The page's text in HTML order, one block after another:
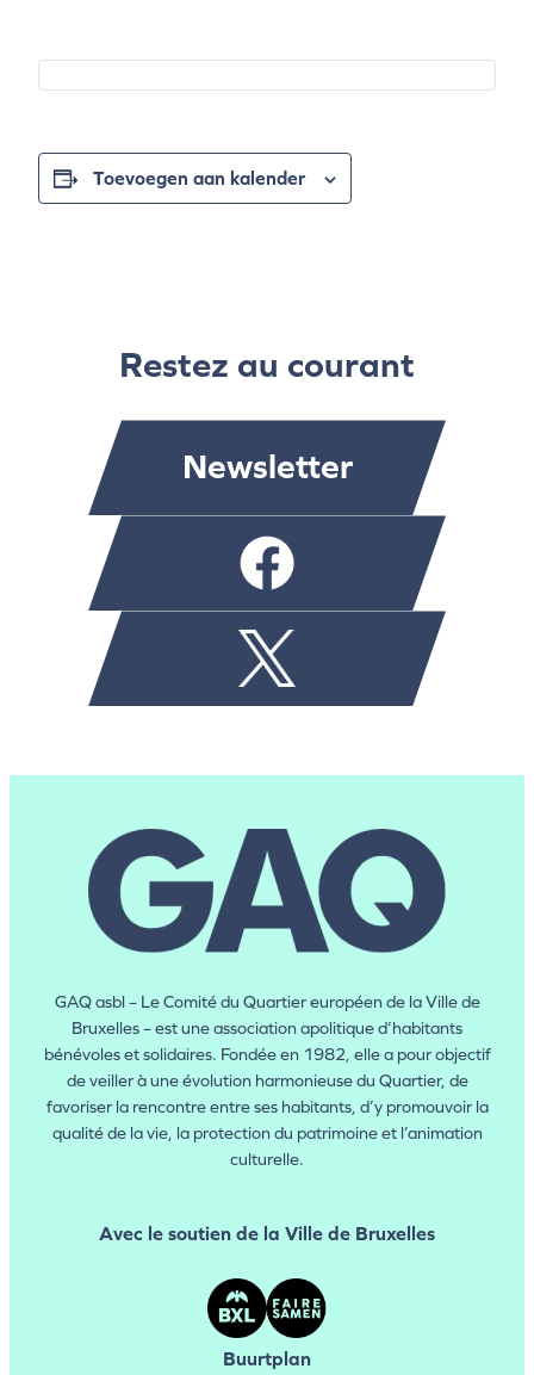
Toevoegen aan kalender
Restez au courant
Newsletter
GAQ asbl – Le Comité du Quartier européen de la Ville de
Bruxelles – est une association apolitique d’habitants
bénévoles et solidaires. Fondée en 1982, elle a pour objectif
de veiller à une évolution harmonieuse du Quartier, de
favoriser la rencontre entre ses habitants, d’y promouvoir la
qualité de la vie, la protection du patrimoine et l’animation
culturelle.
Avec le soutien de la Ville de Bruxelles
Buurtplan